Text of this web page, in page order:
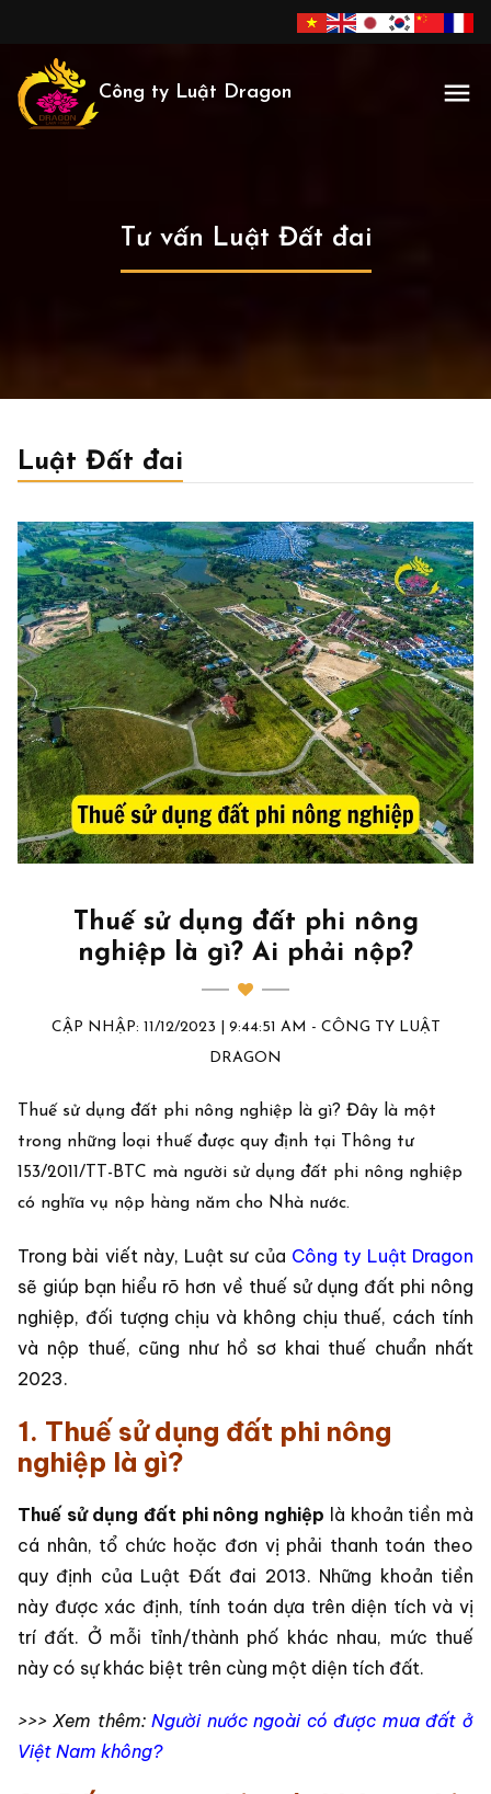
Công ty Luật Dragon
Tư vấn Luật Đất đai
Luật Đất đai
Thuế sử dụng đất phi nông
nghiệp là gì? Ai phải nộp?
CẬP NHẬP: 11/12/2023 | 9:44:51 AM - CÔNG TY LUẬT
DRAGON
Thuế sử dụng đất phi nông nghiệp là gì? Đây là một
trong những loại thuế được quy định tại Thông tư
153/2011/TT-BTC mà người sử dụng đất phi nông nghiệp
có nghĩa vụ nộp hàng năm cho Nhà nước.
Trong bài viết này, Luật sư của Công ty Luật Dragon
sẽ giúp bạn hiểu rõ hơn về thuế sử dụng đất phi nông
nghiệp, đối tượng chịu và không chịu thuế, cách tính
và nộp thuế, cũng như hồ sơ khai thuế chuẩn nhất
2023.
1. Thuế sử dụng đất phi nông
nghiệp là gì?
Thuế sử dụng đất phi nông nghiệp là khoản tiền mà
cá nhân, tổ chức hoặc đơn vị phải thanh toán theo
quy định của Luật Đất đai 2013. Những khoản tiền
này được xác định, tính toán dựa trên diện tích và vị
trí đất. Ở mỗi tỉnh/thành phố khác nhau, mức thuế
này có sự khác biệt trên cùng một diện tích đất.
>>> Xem thêm: Người nước ngoài có được mua đất ở
Việt Nam không?